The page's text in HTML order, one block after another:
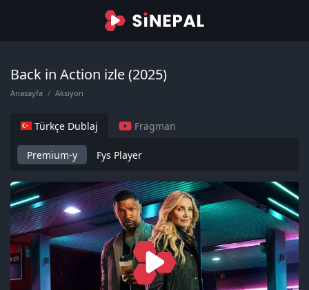
Back in Action izle (2025)
Anasayfa Aksiyon
Türkçe Dublaj Fragman
Premium-y Fys Player